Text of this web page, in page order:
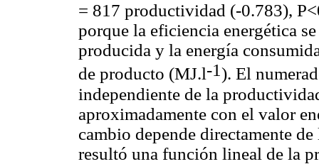
= 817 productividad (-0.783),
porque la eficiencia energética
producida y la energía
de producto (MJ.l-1). El
independiente de la
aproximadamente con el valor
cambio depende directamente
resultó una función lineal de la